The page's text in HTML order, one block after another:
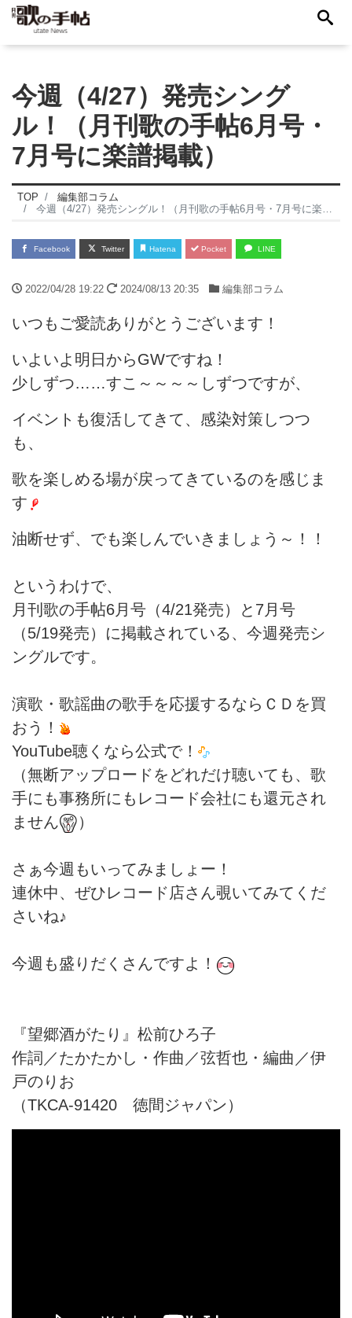
今週（4/27）発売シング
ル！（月刊歌の手帖6月号・
7月号に楽譜掲載）
TOP
編集部コラム
今週（4/27）発売シングル！（月刊歌の手帖6月号・7月号に楽譜掲載）
Facebook Twitter Hatena Pocket LINE
2022/04/28 19:22 2024/08/13 20:35 編集部コラム
いつもご愛読ありがとうございます！
いよいよ明日からGWですね！
少しずつ……すこ～～～～しずつですが、
イベントも復活してきて、感染対策しつつ
も、
歌を楽しめる場が戻ってきているのを感じま
す
油断せず、でも楽しんでいきましょう～！！
というわけで、
月刊歌の手帖6月号（4/21発売）と7月号
（5/19発売）に掲載されている、今週発売シ
ングルです。
演歌・歌謡曲の歌手を応援するならＣＤを買
おう！
YouTube聴くなら公式で！
（無断アップロードをどれだけ聴いても、歌
手にも事務所にもレコード会社にも還元され
ません
）
さぁ今週もいってみましょー！
連休中、ぜひレコード店さん覗いてみてくだ
さいね♪
今週も盛りだくさんですよ！
『望郷酒がたり』松前ひろ子
作詞／たかたかし・作曲／弦哲也・編曲／伊
戸のりお
（TKCA-91420 徳間ジャパン）